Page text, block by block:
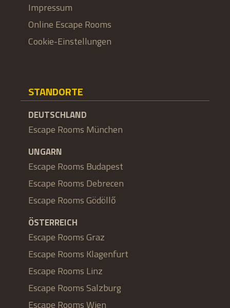
Impressum
Online Escape Rooms
Cookie-Einstellungen
STANDORTE
DEUTSCHLAND
Escape Rooms München
UNGARN
Escape Rooms Budapest
Escape Rooms Debrecen
Escape Rooms Gödöllő
ÖSTERREICH
Escape Rooms Graz
Escape Rooms Klagenfurt
Escape Rooms Linz
Escape Rooms Salzburg
Escape Rooms Wien